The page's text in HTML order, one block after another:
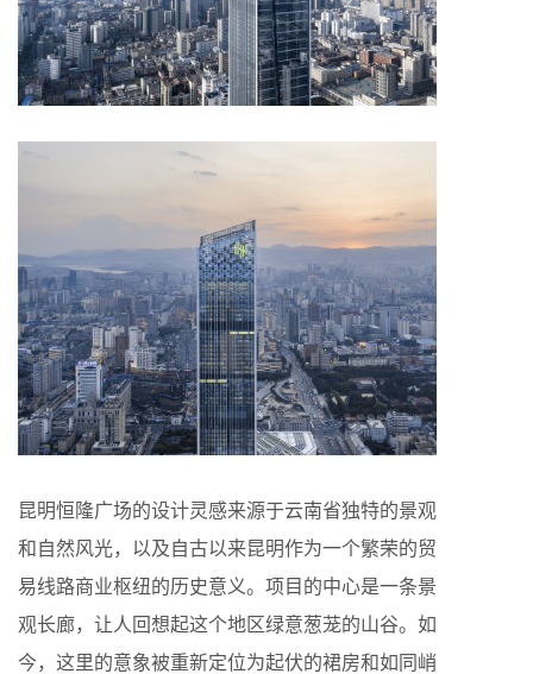
昆明恒隆广场的设计灵感来源于云南省独特的景观
和自然风光，以及自古以来昆明作为一个繁荣的贸
易线路商业枢纽的历史意义。项目的中心是一条景
观长廊，让人回想起这个地区绿意葱茏的山谷。如
今，这里的意象被重新定位为起伏的裙房和如同峭